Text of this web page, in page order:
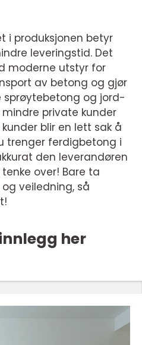
i produksjonen betyr
leveringstid. Det
moderne utstyr for
av betong og gjør
og jord-
private kunder
blir en lett sak å
trenger ferdigbetong i
den leverandøren
over! Bare ta
veiledning, så
her